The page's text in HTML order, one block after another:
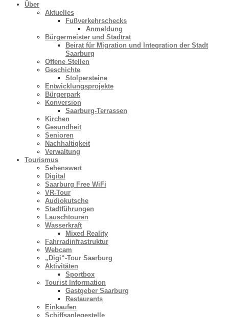
Über
Aktuelles
Fußverkehrschecks
Anmeldung
Bürgermeister und Stadtrat
Beirat für Migration und Integration der Stadt
Saarburg
Offene Stellen
Geschichte
Stolpersteine
Entwicklungsprojekte
Bürgerpark
Konversion
Saarburg-Terrassen
Kirchen
Gesundheit
Senioren
Nachhaltigkeit
Verwaltung
Tourismus
Sehenswert
Digital
Saarburg Free WiFi
VR-Tour
Audiokutsche
Stadtführungen
Lauschtouren
Wasserkraft
Mixed Reality
Fahrradinfrastruktur
Webcam
„Digi“-Tour Saarburg
Aktivitäten
Sportbox
Tourist Information
Gastgeber Saarburg
Restaurants
Einkaufen
Schiffsanlegestelle